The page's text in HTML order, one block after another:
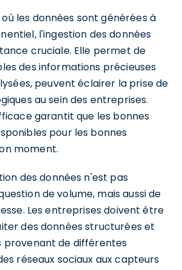
les données sont générées à
l'ingestion des données
cruciale. Elle permet de
des informations précieuses
peuvent éclairer la prise de
au sein des entreprises.
garantit que les bonnes
pour les bonnes
moment.
des données n'est pas
de volume, mais aussi de
Les entreprises doivent être
des données structurées et
provenant de différentes
réseaux sociaux aux capteurs